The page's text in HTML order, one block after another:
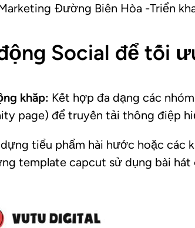
Đường Biên Hòa -Triển
Social để tối
khắp: Kết hợp đa dạng các
page) để truyền tải thông điệp
tiểu phẩm hài hước hoặc các
template capcut sử dụng bài